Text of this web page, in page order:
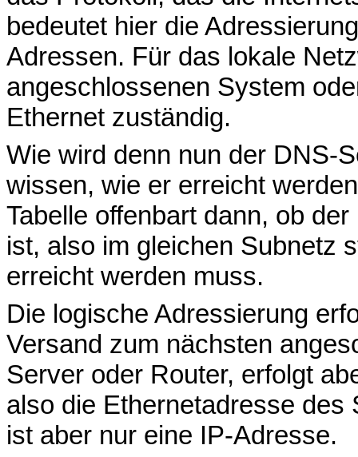
bedeutet hier die
Adressen. Für das lokale
angeschlossenen System
Ethernet zuständig.
Wie wird denn nun der DNS-
wissen, wie er erreicht
Tabelle offenbart dann, ob
ist, also im gleichen Subnetz
erreicht werden muss.
Die logische Adressierung
Versand zum nächsten
Server oder Router, erfolgt
also die Ethernetadresse
ist aber nur eine IP-Adresse.